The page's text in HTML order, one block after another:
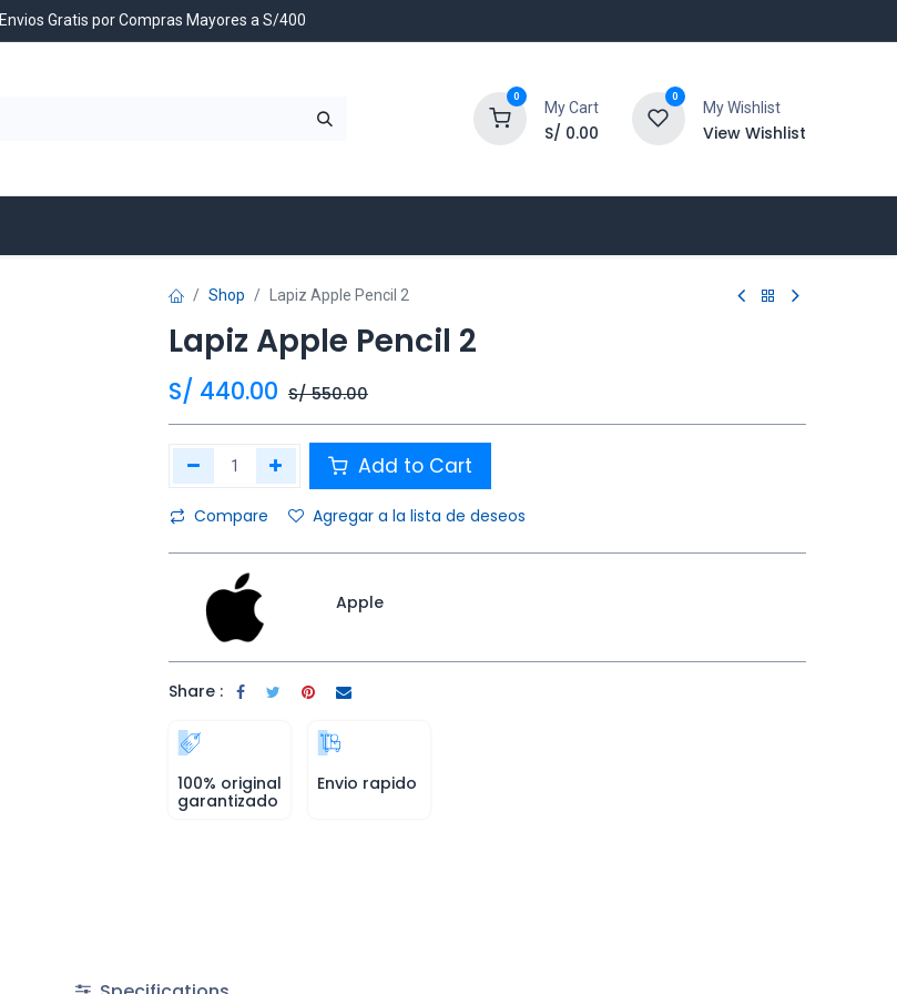
Envios Gratis por Compras Mayores a S/400
0
My Cart
S/ 0.00
0
My Wishlist
View Wishlist
Shop Lapiz Apple Pencil 2
Lapiz Apple Pencil 2
S/ 440.00 S/550.00
Add to Cart
Compare Agregar a la lista de deseos
Apple
Share :
100% original
garantizado
Envio rapido